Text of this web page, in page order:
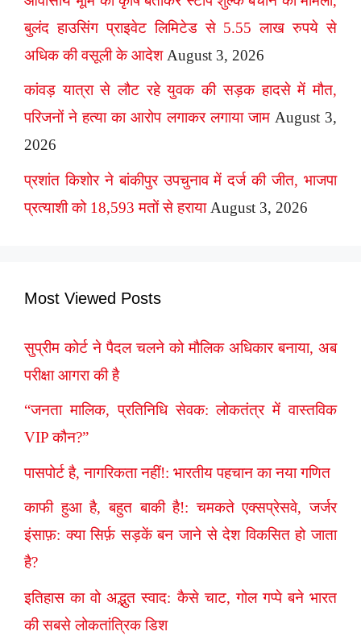
बुलंद हाउसिंग प्राइवेट लिमिटेड से 5.55 लाख रुपये से
अधिक की वसूली के आदेश August 3, 2026
कांवड़ यात्रा से लौट रहे युवक की सड़क हादसे में मौत,
परिजनों ने हत्या का आरोप लगाकर लगाया जाम August 3,
2026
प्रशांत किशोर ने बांकीपुर उपचुनाव में दर्ज की जीत, भाजपा
प्रत्याशी को 18,593 मतों से हराया August 3, 2026
Most Viewed Posts
सुप्रीम कोर्ट ने पैदल चलने को मौलिक अधिकार बनाया, अब
परीक्षा आगरा की है
“जनता मालिक, प्रतिनिधि सेवक: लोकतंत्र में वास्तविक
VIP कौन?”
पासपोर्ट है, नागरिकता नहीं!: भारतीय पहचान का नया गणित
काफी हुआ है, बहुत बाकी है!: चमकते एक्सप्रेसवे, जर्जर
इंसाफ़: क्या सिर्फ़ सड़कें बन जाने से देश विकसित हो जाता
है?
इतिहास का वो अद्भुत स्वाद: कैसे चाट, गोल गप्पे बने भारत
की सबसे लोकतांत्रिक डिश